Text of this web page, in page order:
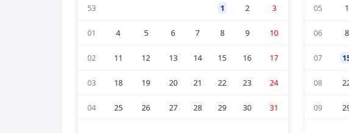
53 1 2 3
01 4 5 6 7 8 9 10
02 11 12 13 14 15 16 17
03 18 19 20 21 22 23 24
04 25 26 27 28 29 30 31
05 1
06 8
07
08
09